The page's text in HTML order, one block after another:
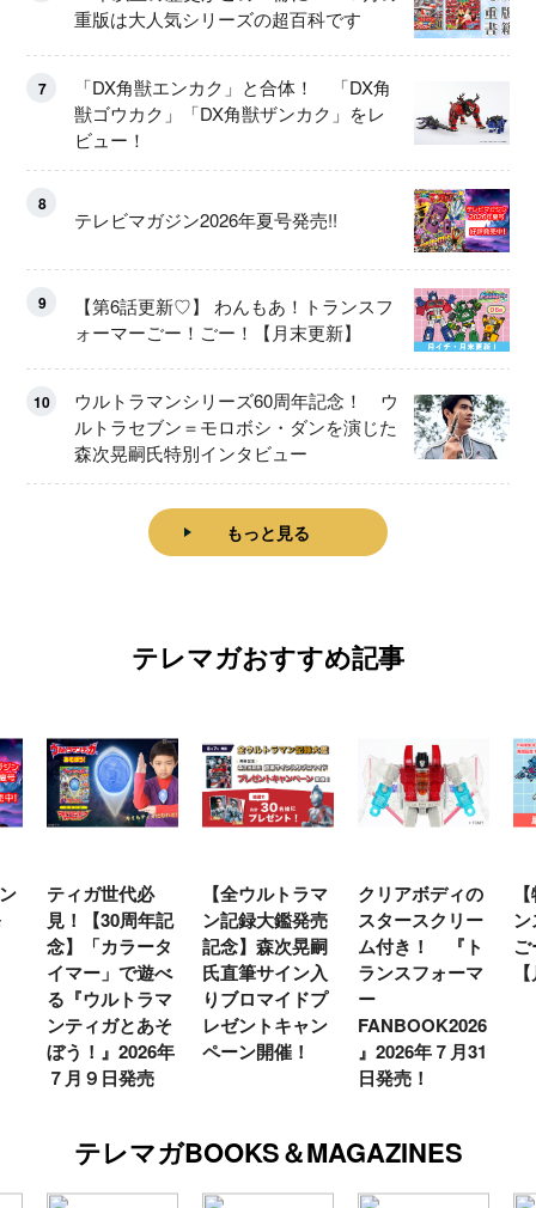
重版は大人気シリーズの超百科です
7
「DX角獣エンカク」と合体！ 「DX角
獣ゴウカク」「DX角獣ザンカク」をレ
ビュー！
8
テレビマガジン2026年夏号発売!!
9
【第6話更新♡】 わんもあ！トランスフ
ォーマーごー！ごー！【月末更新】
10
ウルトラマンシリーズ60周年記念！ ウ
ルトラセブン＝モロボシ・ダンを演じた
森次晃嗣氏特別インタビュー
もっと見る
テレマガおすすめ記事
ティガ世代必
見！【30周年記
念】「カラータ
イマー」で遊べ
る『ウルトラマ
ンティガとあそ
ぼう！』2026年
７月９日発売
【全ウルトラマ
ン記録大鑑発売
記念】森次晃嗣
氏直筆サイン入
りブロマイドプ
レゼントキャン
ペーン開催！
クリアボディの
スタースクリー
ム付き！ 『ト
ランスフォーマ
ー
FANBOOK2026
』2026年７月31
日発売！
テレマガBOOKS＆MAGAZINES